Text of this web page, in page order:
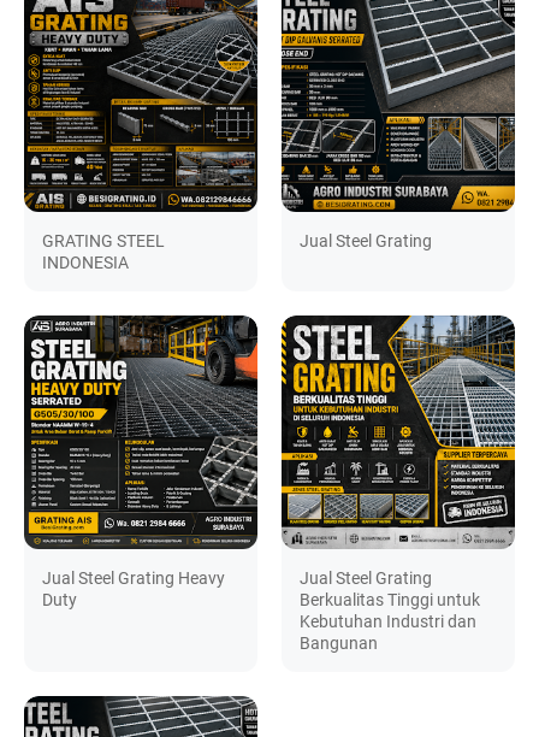
GRATING STEEL
INDONESIA
Jual Steel Grating
Jual Steel Grating Heavy
Duty
Jual Steel Grating
Berkualitas Tinggi untuk
Kebutuhan Industri dan
Bangunan